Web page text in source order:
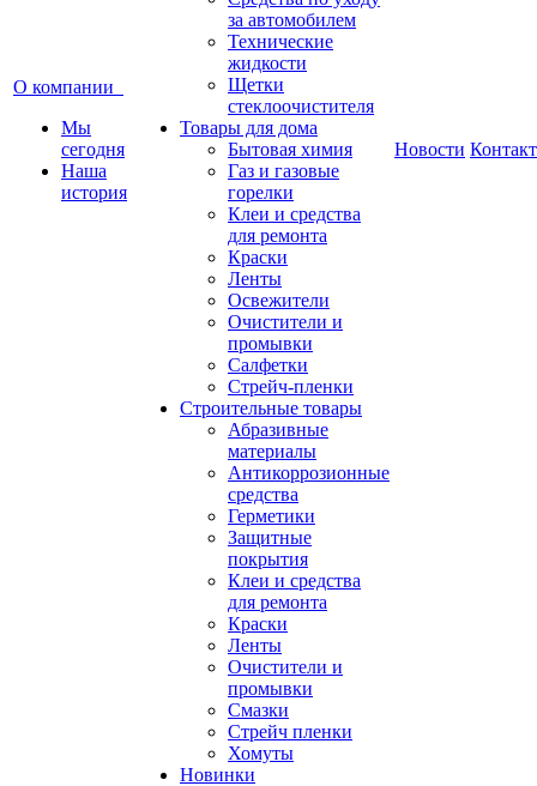
О компании
Мы
сегодня
Наша
история
за автомобилем
Технические
жидкости
Щетки
стеклоочистителя
Товары для дома
Бытовая химия
Газ и газовые
горелки
Клеи и средства
для ремонта
Краски
Ленты
Освежители
Очистители и
промывки
Салфетки
Стрейч-пленки
Строительные товары
Абразивные
материалы
Антикоррозионные
средства
Герметики
Защитные
покрытия
Клеи и средства
для ремонта
Краски
Ленты
Очистители и
промывки
Смазки
Стрейч пленки
Хомуты
Новинки
Новости